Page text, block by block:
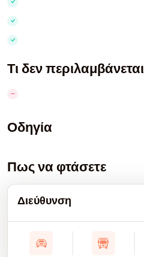
Τι δεν περιλαμβάνεται
Οδηγία
Πως να φτάσετε
Διεύθυνση